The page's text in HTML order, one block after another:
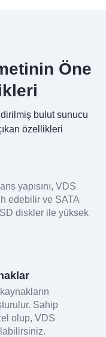
Öne
bulut sunucu
özellikleri
yapısını, VDS
edebilir ve SATA
diskler ile yüksek
Sahip
olup, VDS